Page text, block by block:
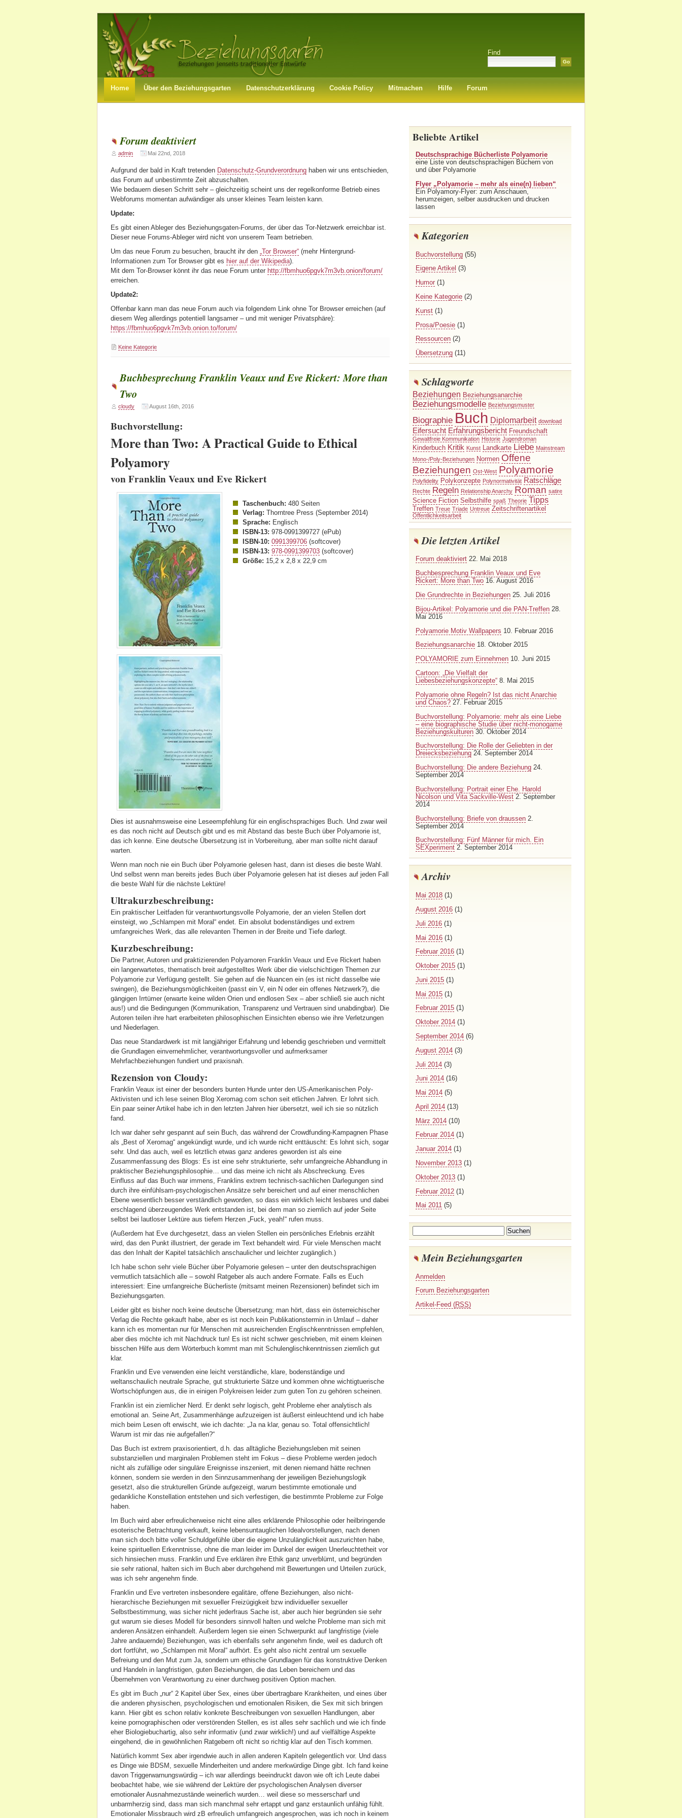
Find
Home Über den Beziehungsgarten Datenschutzerklärung Cookie Policy Mitmachen Hilfe Forum
Forum deaktiviert
admin Mai 22nd, 2018
Aufgrund der bald in Kraft tretenden Datenschutz-Grundverordnunghaben wir uns entschieden,
das Forum auf unbestimmte Zeit abzuschalten.
Wie bedauern diesen Schritt sehr – gleichzeitig scheint uns der regelkonforme Betrieb eines
Webforums momentan aufwändiger als unser kleines Team leisten kann.
Update:
Es gibt einen Ableger des Beziehungsgaten-Forums, der über das Tor-Netzwerk erreichbar ist.
Dieser neue Forums-Ableger wird nicht von unserem Team betrieben.
Um das neue Forum zu besuchen, braucht ihr den „Tor Browser“(mehr Hintergrund-
Informationen zum Tor Browser gibt es hier auf der Wikipedia).
Mit dem Tor-Browser könnt ihr das neue Forum unter http://fbmhuo6pgvk7m3vb.onion/forum/
erreichen.
Update2:
Offenbar kann man das neue Forum auch via folgendem Link ohne Tor Browser erreichen (auf
diesem Weg allerdings potentiell langsamer – und mit weniger Privatsphäre):
https://fbmhuo6pgvk7m3vb.onion.to/forum/
Keine Kategorie
Buchbesprechung Franklin Veaux und Eve Rickert: More than
Two
cloudy August 16th, 2016
Buchvorstellung:
More than Two: A Practical Guide to Ethical
Polyamory
von Franklin Veaux und Eve Rickert
Taschenbuch: 480 Seiten
Verlag: Thorntree Press (September 2014)
Sprache: Englisch
ISBN-13: 978-0991399727 (ePub)
ISBN-10: 0991399706 (softcover)
ISBN-13: 978-0991399703 (softcover)
Größe: 15,2 x 2,8 x 22,9 cm
Dies ist ausnahmsweise eine Leseempfehlung für ein englischsprachiges Buch. Und zwar weil
es das noch nicht auf Deutsch gibt und es mit Abstand das beste Buch über Polyamorie ist,
das ich kenne. Eine deutsche Übersetzung ist in Vorbereitung, aber man sollte nicht darauf
warten.
Wenn man noch nie ein Buch über Polyamorie gelesen hast, dann ist dieses die beste Wahl.
Und selbst wenn man bereits jedes Buch über Polyamorie gelesen hat ist dieses auf jeden Fall
die beste Wahl für die nächste Lektüre!
Ultrakurzbeschreibung:
Ein praktischer Leitfaden für verantwortungsvolle Polyamorie, der an vielen Stellen dort
einsteigt, wo „Schlampen mit Moral“ endet. Ein absolut bodenständiges und extrem
umfangreiches Werk, das alle relevanten Themen in der Breite und Tiefe darlegt.
Kurzbeschreibung:
Die Partner, Autoren und praktizierenden Polyamoren Franklin Veaux und Eve Rickert haben
ein langerwartetes, thematisch breit aufgestelltes Werk über die vielschichtigen Themen zur
Polyamorie zur Verfügung gestellt. Sie gehen auf die Nuancen ein (es ist nicht dasselbe wie
swingen), die Beziehungsmöglichkeiten (passt ein V, ein N oder ein offenes Netzwerk?), die
gängigen Irrtümer (erwarte keine wilden Orien und endlosen Sex – aber schließ sie auch nicht
aus!) und die Bedingungen (Kommunikation, Transparenz und Vertrauen sind unabdingbar). Die
Autoren teilen ihre hart erarbeiteten philosophischen Einsichten ebenso wie ihre Verletzungen
und Niederlagen.
Das neue Standardwerk ist mit langjähriger Erfahrung und lebendig geschrieben und vermittelt
die Grundlagen einvernehmlicher, verantwortungsvoller und aufmerksamer
Mehrfachbeziehungen fundiert und praxisnah.
Rezension von Cloudy:
Franklin Veaux ist einer der besonders bunten Hunde unter den US-Amerikanischen Poly-
Aktivisten und ich lese seinen Blog Xeromag.com schon seit etlichen Jahren. Er lohnt sich.
Ein paar seiner Artikel habe ich in den letzten Jahren hier übersetzt, weil ich sie so nützlich
fand.
Ich war daher sehr gespannt auf sein Buch, das während der Crowdfunding-Kampagnen Phase
als „Best of Xeromag“ angekündigt wurde, und ich wurde nicht enttäuscht: Es lohnt sich, sogar
sehr. Und das auch, weil es letztlich etwas ganz anderes geworden ist als eine
Zusammenfassung des Blogs: Es ist eine sehr strukturierte, sehr umfangreiche Abhandlung in
praktischer Beziehungsphilosophie… und das meine ich nicht als Abschreckung. Eves
Einfluss auf das Buch war immens, Franklins extrem technisch-sachlichen Darlegungen sind
durch ihre einfühlsam-psychologischen Ansätze sehr bereichert und auf einer menschlichen
Ebene wesentlich besser verständlich geworden, so dass ein wirklich leicht lesbares und dabei
erschlagend überzeugendes Werk entstanden ist, bei dem man so ziemlich auf jeder Seite
selbst bei lautloser Lektüre aus tiefem Herzen „Fuck, yeah!“ rufen muss.
(Außerdem hat Eve durchgesetzt, dass an vielen Stellen ein persönliches Erlebnis erzählt
wird, das den Punkt illustriert, der gerade im Text behandelt wird. Für viele Menschen macht
das den Inhalt der Kapitel tatsächlich anschaulicher und leichter zugänglich.)
Ich habe schon sehr viele Bücher über Polyamorie gelesen – unter den deutschsprachigen
vermutlich tatsächlich alle – sowohl Ratgeber als auch andere Formate. Falls es Euch
interessiert: Eine umfangreiche Bücherliste (mitsamt meinen Rezensionen) befindet sich im
Beziehungsgarten.
Leider gibt es bisher noch keine deutsche Übersetzung; man hört, dass ein österreichischer
Verlag die Rechte gekauft habe, aber es ist noch kein Publikationstermin in Umlauf – daher
kann ich es momentan nur für Menschen mit ausreichenden Englischkenntnissen empfehlen,
aber dies möchte ich mit Nachdruck tun! Es ist nicht schwer geschrieben, mit einem kleinen
bisschen Hilfe aus dem Wörterbuch kommt man mit Schulenglischkenntnissen ziemlich gut
klar.
Franklin und Eve verwenden eine leicht verständliche, klare, bodenständige und
weltanschaulich neutrale Sprache, gut strukturierte Sätze und kommen ohne wichtigtuerische
Wortschöpfungen aus, die in einigen Polykreisen leider zum guten Ton zu gehören scheinen.
Franklin ist ein ziemlicher Nerd. Er denkt sehr logisch, geht Probleme eher analytisch als
emotional an. Seine Art, Zusammenhänge aufzuzeigen ist äußerst einleuchtend und ich habe
mich beim Lesen oft erwischt, wie ich dachte: „Ja na klar, genau so. Total offensichtlich!
Warum ist mir das nie aufgefallen?“
Das Buch ist extrem praxisorientiert, d.h. das alltägliche Beziehungsleben mit seinen
substanziellen und marginalen Problemen steht im Fokus – diese Probleme werden jedoch
nicht als zufällige oder singuläre Ereignisse inszeniert, mit denen niemand hätte rechnen
können, sondern sie werden in den Sinnzusammenhang der jeweiligen Beziehungslogik
gesetzt, also die strukturellen Gründe aufgezeigt, warum bestimmte emotionale und
gedankliche Konstellation entstehen und sich verfestigen, die bestimmte Probleme zur Folge
haben.
Im Buch wird aber erfreulicherweise nicht eine alles erklärende Philosophie oder heilbringende
esoterische Betrachtung verkauft, keine lebensuntauglichen Idealvorstellungen, nach denen
man sich doch bitte voller Schuldgefühle über die eigene Unzulänglichkeit auszurichten habe,
keine spirituellen Erkenntnisse, ohne die man leider im Dunkel der ewigen Unerleuchtetheit vor
sich hinsiechen muss. Franklin und Eve erklären ihre Ethik ganz unverblümt, und begründen
sie sehr rational, halten sich im Buch aber durchgehend mit Bewertungen und Urteilen zurück,
was ich sehr angenehm finde.
Franklin und Eve vertreten insbesondere egalitäre, offene Beziehungen, also nicht-
hierarchische Beziehungen mit sexueller Freizügigkeit bzw individueller sexueller
Selbstbestimmung, was sicher nicht jederfraus Sache ist, aber auch hier begründen sie sehr
gut warum sie dieses Modell für besonders sinnvoll halten und welche Probleme man sich mit
anderen Ansätzen einhandelt. Außerdem legen sie einen Schwerpunkt auf langfristige (viele
Jahre andauernde) Beziehungen, was ich ebenfalls sehr angenehm finde, weil es dadurch oft
dort fortführt, wo „Schlampen mit Moral“ aufhört. Es geht also nicht zentral um sexuelle
Befreiung und den Mut zum Ja, sondern um ethische Grundlagen für das konstruktive Denken
und Handeln in langfristigen, guten Beziehungen, die das Leben bereichern und das
Übernehmen von Verantwortung zu einer durchweg positiven Option machen.
Es gibt im Buch „nur“ 2 Kapitel über Sex, eines über übertragbare Krankheiten, und eines über
die anderen physischen, psychologischen und emotionalen Risiken, die Sex mit sich bringen
kann. Hier gibt es schon relativ konkrete Beschreibungen von sexuellen Handlungen, aber
keine pornographischen oder verstörenden Stellen, es ist alles sehr sachlich und wie ich finde
eher Biologiebuchartig, also sehr informativ (und zwar wirklich!) und auf vielfältige Aspekte
eingehend, die in gewöhnlichen Ratgebern oft nicht so richtig klar auf den Tisch kommen.
Natürlich kommt Sex aber irgendwie auch in allen anderen Kapiteln gelegentlich vor. Und dass
es Dinge wie BDSM, sexuelle Minderheiten und andere merkwürdige Dinge gibt. Ich fand keine
davon Triggerwarnungswürdig – ich war allerdings beeindruckt davon wie oft ich Leute dabei
beobachtet habe, wie sie während der Lektüre der psychologischen Analysen diverser
emotionaler Ausnahmezustände weinerlich wurden… weil diese so messerscharf und
unbarmherzig sind, dass man sich manchmal sehr ertappt und ganz erstaunlich unfähig fühlt.
Emotionaler Missbrauch wird zB erfreulich umfangreich angesprochen, was ich noch in keinem
Beliebte Artikel
Deutschsprachige Bücherliste Polyamorie
eine Liste von deutschsprachigen Büchern von
und über Polyamorie
Flyer „Polyamorie – mehr als eine(n) lieben“
Ein Polyamory-Flyer: zum Anschauen,
herumzeigen, selber ausdrucken und drucken
lassen
Kategorien
Buchvorstellung (55)
Eigene Artikel (3)
Humor (1)
Keine Kategorie (2)
Kunst (1)
Prosa/Poesie (1)
Ressourcen (2)
Übersetzung (11)
Schlagworte
Beziehungen Beziehungsanarchie
Beziehungsmodelle Beziehungsmuster
Biographie Buch Diplomarbeit download
Eifersucht Erfahrungsbericht Freundschaft
Gewaltfreie Kommunikation Historie Jugendroman
Kinderbuch Kritik Kunst Landkarte Liebe Mainstream
Mono-/Poly-Beziehungen Normen Offene
Beziehungen Ost-West Polyamorie
Polyfidelity Polykonzepte Polynormativität Ratschläge
Rechte Regeln Relationship Anarchy Roman satire
Science Fiction Selbsthilfe spaß Theorie Tipps
Treffen Treue Triade Untreue Zeitschriftenartikel
Öffentlichkeitsarbeit
Die letzten Artikel
Forum deaktiviert 22. Mai 2018
Buchbesprechung Franklin Veaux und Eve
Rickert: More than Two 16. August 2016
Die Grundrechte in Beziehungen 25. Juli 2016
Bijou-Artikel: Polyamorie und die PAN-Treffen 28.
Mai 2016
Polyamorie Motiv Wallpapers 10. Februar 2016
Beziehungsanarchie 18. Oktober 2015
POLYAMORIE zum Einnehmen 10. Juni 2015
Cartoon: „Die Vielfalt der
Liebesbeziehungskonzepte“ 8. Mai 2015
Polyamorie ohne Regeln? Ist das nicht Anarchie
und Chaos? 27. Februar 2015
Buchvorstellung: Polyamorie: mehr als eine Liebe
– eine biographische Studie über nicht-monogame
Beziehungskulturen 30. Oktober 2014
Buchvorstellung: Die Rolle der Geliebten in der
Dreiecksbeziehung 24. September 2014
Buchvorstellung: Die andere Beziehung 24.
September 2014
Buchvorstellung: Portrait einer Ehe. Harold
Nicolson und Vita Sackville-West 2. September
2014
Buchvorstellung: Briefe von draussen 2.
September 2014
Buchvorstellung: Fünf Männer für mich. Ein
SEXperiment 2. September 2014
Archiv
Mai 2018 (1)
August 2016 (1)
Juli 2016 (1)
Mai 2016 (1)
Februar 2016 (1)
Oktober 2015 (1)
Juni 2015 (1)
Mai 2015 (1)
Februar 2015 (1)
Oktober 2014 (1)
September 2014 (6)
August 2014 (3)
Juli 2014 (3)
Juni 2014 (16)
Mai 2014 (5)
April 2014 (13)
März 2014 (10)
Februar 2014 (1)
Januar 2014 (1)
November 2013 (1)
Oktober 2013 (1)
Februar 2012 (1)
Mai 2011 (5)
nach:
Mein Beziehungsgarten
Anmelden
Forum Beziehungsgarten
Artikel-Feed (RSS)